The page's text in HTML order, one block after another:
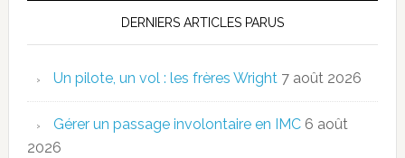
DERNIERS ARTICLES PARUS
Un pilote, un vol : les frères Wright 7 août 2026
Gérer un passage involontaire en IMC 6 août
2026